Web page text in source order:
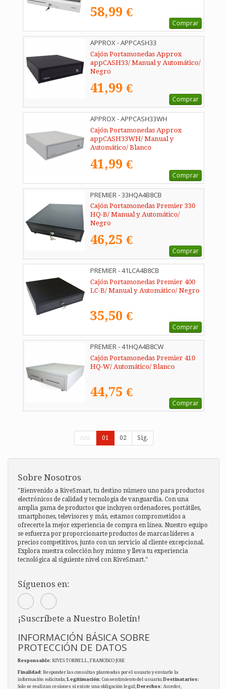
58,99 €
Comprar
APPROX - APPCASH33
Cajón Portamonedas Approx
appCASH33/ Manual y Automático/
Negro
41,99 €
Comprar
APPROX - APPCASH33WH
Cajón Portamonedas Approx
appCASH33WH/ Manual y
Automático/ Blanco
41,99 €
Comprar
PREMIER - 33HQA4B8CB
Cajón Portamonedas Premier 330
HQ-B/ Manual y Automático/
Negro
46,25 €
Comprar
PREMIER - 41LCA4B8CB
Cajón Portamonedas Premier 400
LC-B/ Manual y Automático/ Negro
35,50 €
Comprar
PREMIER - 41HQA4B8CW
Cajón Portamonedas Premier 410
HQ-W/ Automático/ Blanco
44,75 €
Comprar
Ant. 01 02 Sig.
Sobre Nosotros
"Bienvenido a RiveSmart, tu destino número uno para productos
electrónicos de calidad y tecnología de vanguardia. Con una
amplia gama de productos que incluyen ordenadores, portátiles,
smartphones, televisores y más, estamos comprometidos a
ofrecerte la mejor experiencia de compra en línea. Nuestro equipo
se esfuerza por proporcionarte productos de marcas líderes a
precios competitivos, junto con un servicio al cliente excepcional.
Explora nuestra colección hoy mismo y lleva tu experiencia
tecnológica al siguiente nivel con RiveSmart."
Síguenos en:
¡Suscríbete a Nuestro Boletín!
INFORMACIÓN BÁSICA SOBRE
PROTECCIÓN DE DATOS
Responsable: RIVES TORNELL, FRANCISCO JOSE
Finalidad: Responder las consultas planteadas por el usuario y enviarle la
información solicitada;Legitimación: Consentimiento del usuario;Destinatarios:
Solo se realizan cesiones si existe una obligación legal;Derechos: Acceder,